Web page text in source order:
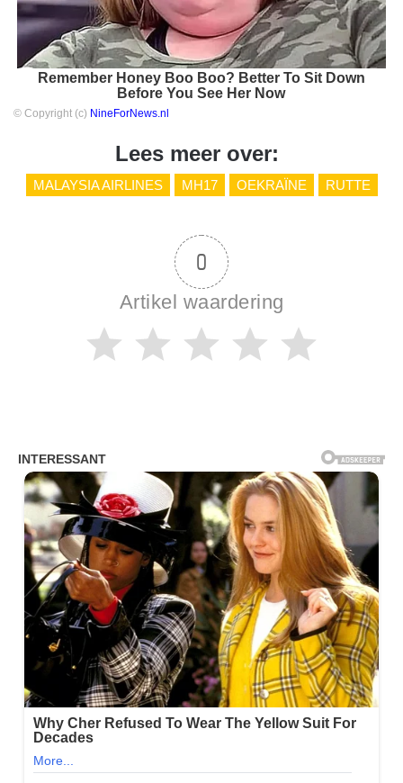
Remember Honey Boo Boo? Better To Sit Down
Before You See Her Now
© Copyright (c) NineForNews.nl
Lees meer over:
MALAYSIA AIRLINES MH17 OEKRAÏNE RUTTE
0
Artikel waardering